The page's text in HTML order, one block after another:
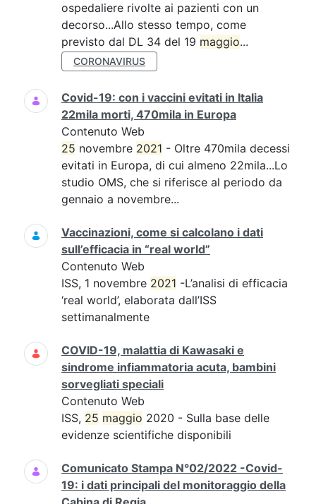
ospedaliere rivolte ai pazienti con un
decorso...Allo stesso tempo, come
previsto dal DL 34 del 19 maggio...
CORONAVIRUS
Covid-19: con i vaccini evitati in Italia
22mila morti, 470mila in Europa
Contenuto Web
25 novembre 2021 - Oltre 470mila decessi
evitati in Europa, di cui almeno 22mila...Lo
studio OMS, che si riferisce al periodo da
gennaio a novembre...
Vaccinazioni, come si calcolano i dati
sull’efficacia in “real world”
Contenuto Web
ISS, 1 novembre 2021 -L’analisi di efficacia
‘real world’, elaborata dall’ISS
settimanalmente
COVID-19, malattia di Kawasaki e
sindrome infiammatoria acuta, bambini
sorvegliati speciali
Contenuto Web
ISS, 25 maggio 2020 - Sulla base delle
evidenze scientifiche disponibili
Comunicato Stampa N°02/2022 -Covid-
19: i dati principali del monitoraggio della